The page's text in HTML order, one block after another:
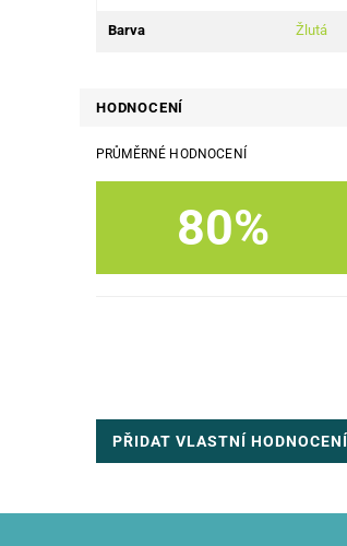
Barva Žlutá
HODNOCENÍ
PRŮMĚRNÉ HODNOCENÍ
80%
PŘIDAT VLASTNÍ HODNOCENÍ